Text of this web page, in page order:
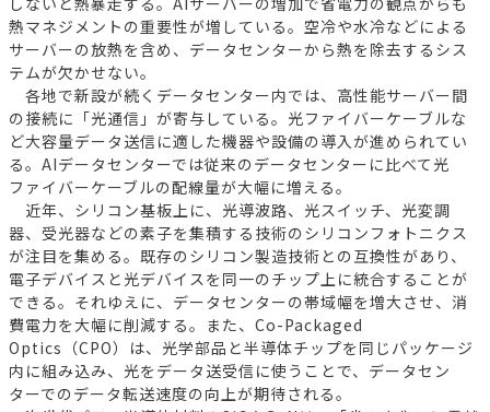
熱マネジメントの重要性が増している。空冷や水冷などによる
サーバーの放熱を含め、データセンターから熱を除去するシス
テムが欠かせない。
各地で新設が続くデータセンター内では、高性能サーバー間
の接続に「光通信」が寄与している。光ファイバーケーブルな
ど大容量データ送信に適した機器や設備の導入が進められてい
る。AIデータセンターでは従来のデータセンターに比べて光
ファイバーケーブルの配線量が大幅に増える。
近年、シリコン基板上に、光導波路、光スイッチ、光変調
器、受光器などの素子を集積する技術のシリコンフォトニクス
が注目を集める。既存のシリコン製造技術との互換性があり、
電子デバイスと光デバイスを同一のチップ上に統合することが
できる。それゆえに、データセンターの帯域幅を増大させ、消
費電力を大幅に削減する。また、Co-Packaged
Optics（CPO）は、光学部品と半導体チップを同じパッケージ
内に組み込み、光をデータ送受信に使うことで、データセン
ターでのデータ転送速度の向上が期待される。